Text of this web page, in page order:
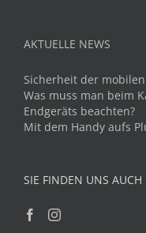
AKTUELLE NEWS
Sicherheit der
Was muss man beim
Endgeräts beachten?
Mit dem Handy aufs
SIE FINDEN UNS AUCH